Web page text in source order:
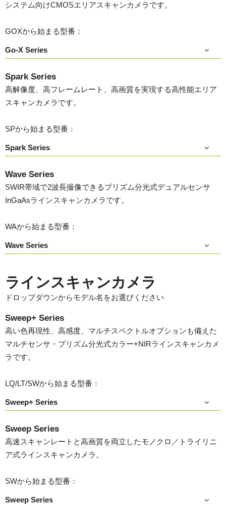
システム向けCMOSエリアスキャンカメラです。
GOXから始まる型番：
Go-X Series
Spark Series
高解像度、高フレームレート、高画質を実現する高性能エリア
スキャンカメラです。
SPから始まる型番：
Spark Series
Wave Series
SWIR帯域で2波長撮像できるプリズム分光式デュアルセンサ
InGaAsラインスキャンカメラです。
WAから始まる型番：
Wave Series
ラインスキャンカメラ
ドロップダウンからモデル名をお選びください
Sweep+ Series
高い色再現性、高感度、マルチスペクトルオプションも備えた
マルチセンサ・プリズム分光式カラー+NIRラインスキャンカメ
ラです。
LQ/LT/SWから始まる型番：
Sweep+ Series
Sweep Series
高速スキャンレートと高画質を両立したモノクロ／トライリニ
ア式ラインスキャンカメラ。
SWから始まる型番：
Sweep Series